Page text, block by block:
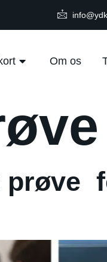
Om os
prøve